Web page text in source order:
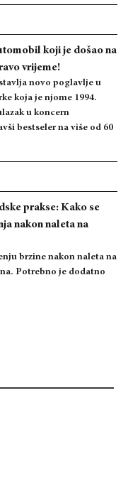
koji je došao na
vrijeme!
novo poglavlje u
koja je njome 1994.
u koncern
bestseler na više od 60
prakse: Kako se
nakon naleta na
brzine nakon naleta na
Potrebno je dodatno